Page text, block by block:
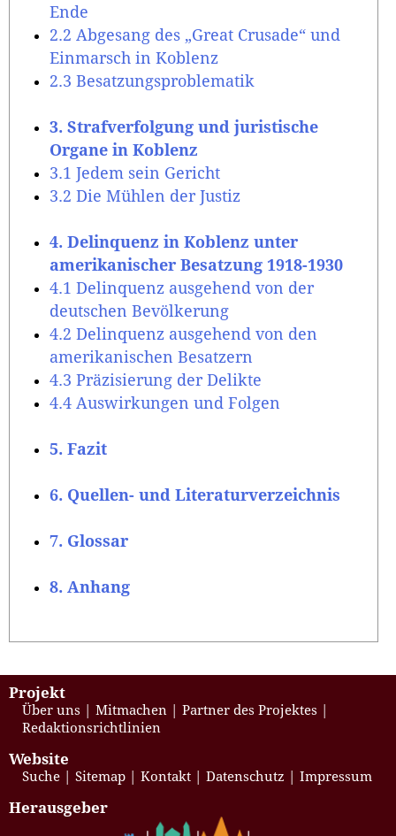
Ende
2.2 Abgesang des „Great Crusade“ und
Einmarsch in Koblenz
2.3 Besatzungsproblematik
3. Strafverfolgung und juristische
Organe in Koblenz
3.1 Jedem sein Gericht
3.2 Die Mühlen der Justiz
4. Delinquenz in Koblenz unter
amerikanischer Besatzung 1918-1930
4.1 Delinquenz ausgehend von der
deutschen Bevölkerung
4.2 Delinquenz ausgehend von den
amerikanischen Besatzern
4.3 Präzisierung der Delikte
4.4 Auswirkungen und Folgen
5. Fazit
6. Quellen- und Literaturverzeichnis
7. Glossar
8. Anhang
Projekt
Über uns Mitmachen
Partner des Projektes
Redaktionsrichtlinien
Website
Suche Sitemap Kontakt Datenschutz Impressum
Herausgeber